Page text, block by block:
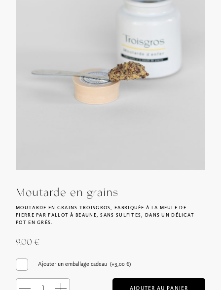
Moutarde en grains
MOUTARDE EN GRAINS TROISGROS, FABRIQUÉE À LA MEULE DE
PIERRE PAR FALLOT À BEAUNE, SANS SULFITES, DANS UN DÉLICAT
POT EN GRÈS.
9,00€
Ajouter un emballage cadeau (+3,00 €)